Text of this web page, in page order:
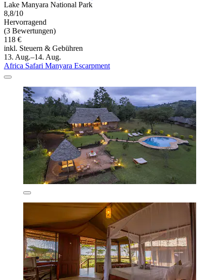
Lake Manyara National Park
8,8/10
Hervorragend
(3 Bewertungen)
118 €
inkl. Steuern & Gebühren
13. Aug.–14. Aug.
Africa Safari Manyara Escarpment